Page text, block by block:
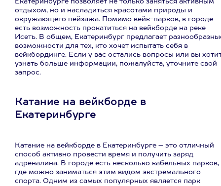
Екатеринбурге позволяет не только заняться активным
отдыхом, но и насладиться красотами природы и
окружающего пейзажа. Помимо вейк-парков, в городе
есть возможность прокатиться на вейкборде на реке
Исеть. В общем, Екатеринбург предлагает
возможности для тех, кто хочет испытать себя в
вейкбординге. Если у вас остались вопросы или вы
узнать больше информации, пожалуйста, уточните свой
запрос.
Катание на вейкборде в
Екатеринбурге
Катание на вейкборде в Екатеринбурге – это отличный
способ активно провести время и получить заряд
адреналина. В городе есть несколько кабельных парков,
где можно заниматься этим видом экстремального
спорта. Одним из самых популярных является парк